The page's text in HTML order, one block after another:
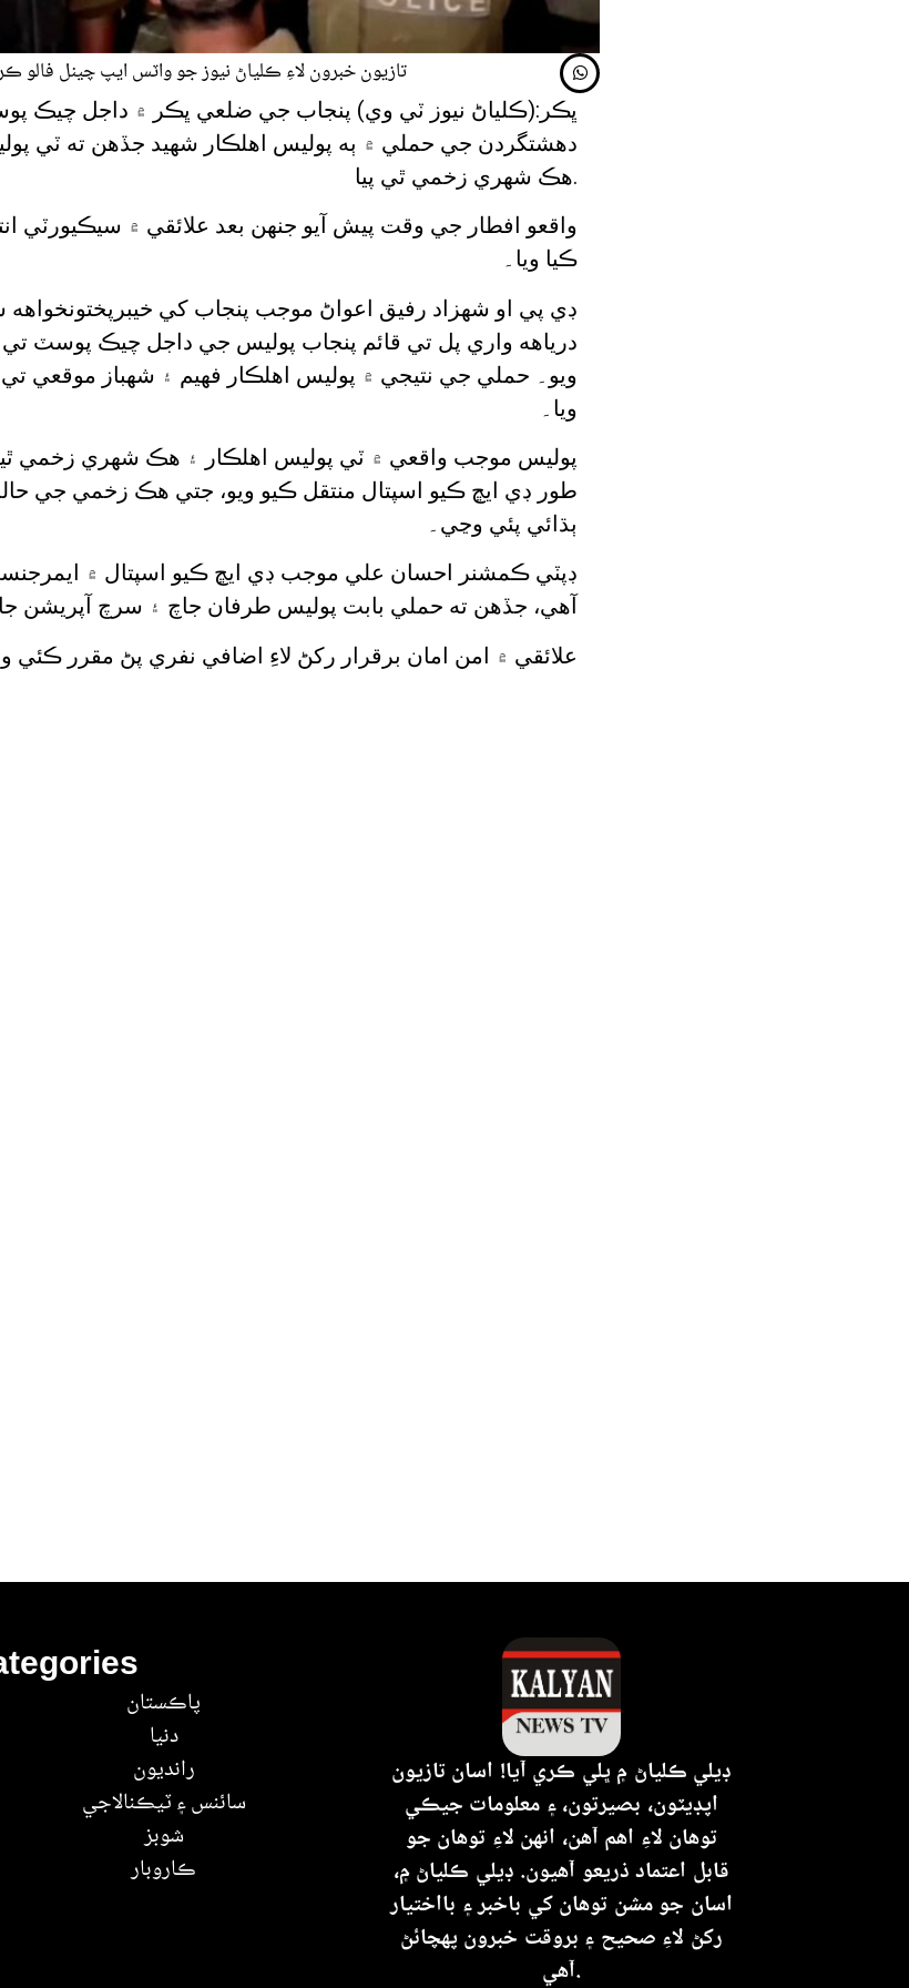
تازيون خبرون لاءِ ڪلياڻ نيوز جو واٽس ايپ چينل فالو
ڀڪر:(ڪلياڻ نيوز ٽي وي) پنجاب جي ضلعي ڀڪر ۾ داجل چيڪ
دهشتگردن جي حملي ۾ ٻه پوليس اهلڪار شهيد جڏهن ته ٽي
هڪ شهري زخمي ٿي پيا.
واقعو افطار جي وقت پيش آيو جنهن بعد علائقي ۾ سيڪيورٽي
ڪيا ويا۔
ڊي پي او شهزاد رفيق اعواڻ موجب پنجاب کي خيبرپختونخواهه
درياهه واري پل تي قائم پنجاب پوليس جي داجل چيڪ پوسٽ تي
ويو۔ حملي جي نتيجي ۾ پوليس اهلڪار فهيم ۽ شهباز موقعي
ويا۔
پوليس موجب واقعي ۾ ٽي پوليس اهلڪار ۽ هڪ شهري زخمي
طور ڊي ايڇ ڪيو اسپتال منتقل ڪيو ويو، جتي هڪ زخمي جي
ٻڌائي پئي وڃي۔
ڊپٽي ڪمشنر احسان علي موجب ڊي ايڇ ڪيو اسپتال ۾
آهي، جڏهن ته حملي بابت پوليس طرفان جاچ ۽ سرچ آپريشن
علائقي ۾ امن امان برقرار رکڻ لاءِ اضافي نفري پڻ مقرر ڪئي
پاڪستان
دنيا
رانديون
سائنس ۽ ٽيڪنالاجي
شوبز
ڪاروبار
ڊيلي ڪلياڻ ۾ ڀلي ڪري آيا! اسان تازيون
اپڊيٽون، بصيرتون، ۽ معلومات جيڪي
توهان لاءِ اهم آهن، انهن لاءِ توهان جو
قابل اعتماد ذريعو آهيون. ڊيلي ڪلياڻ ۾،
اسان جو مشن توهان کي باخبر ۽ بااختيار
رکڻ لاءِ صحيح ۽ بروقت خبرون پهچائڻ
آهي.